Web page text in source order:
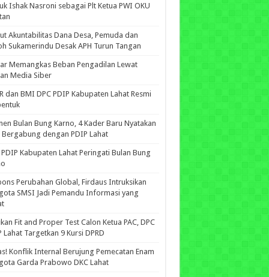
Ishak Nasroni sebagai Plt Ketua PWI OKU
Akuntabilitas Dana Desa, Pemuda dan
Sukamerindu Desak APH Turun Tangan
Memangkas Beban Pengadilan Lewat
Media Siber
dan BMI DPC PDIP Kabupaten Lahat Resmi
Bulan Bung Karno, 4 Kader Baru Nyatakan
Bergabung dengan PDIP Lahat
PDIP Kabupaten Lahat Peringati Bulan Bung
Perubahan Global, Firdaus Intruksikan
SMSI Jadi Pemandu Informasi yang
Fit and Proper Test Calon Ketua PAC, DPC
Lahat Targetkan 9 Kursi DPRD
Konflik Internal Berujung Pemecatan Enam
Garda Prabowo DKC Lahat